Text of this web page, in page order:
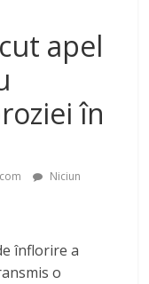
apel
în
Niciun
înflorire a
o